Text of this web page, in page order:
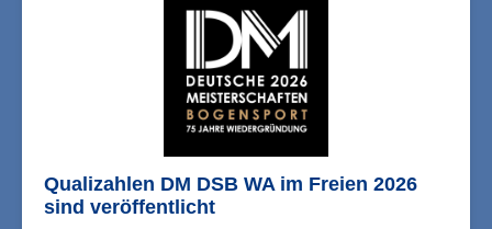
Qualizahlen DM DSB WA im Freien 2026
sind veröffentlicht